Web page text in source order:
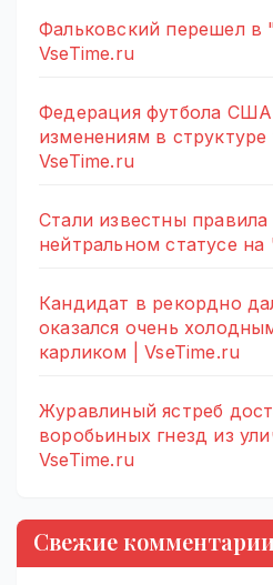
Фальковский перешел в
VseTime.ru
Федерация футбола США
изменениям в
VseTime.ru
Стали известны правила
нейтральном статусе на
Кандидат в рекордно
оказался очень
карликом | VseTime.ru
Журавлиный ястреб
воробьиных гнезд из
VseTime.ru
Свежие